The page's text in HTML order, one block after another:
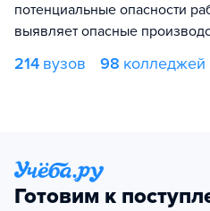
потенциальные опасности
выявляет опасные
214 вузов 98 колледжей
Готовим к